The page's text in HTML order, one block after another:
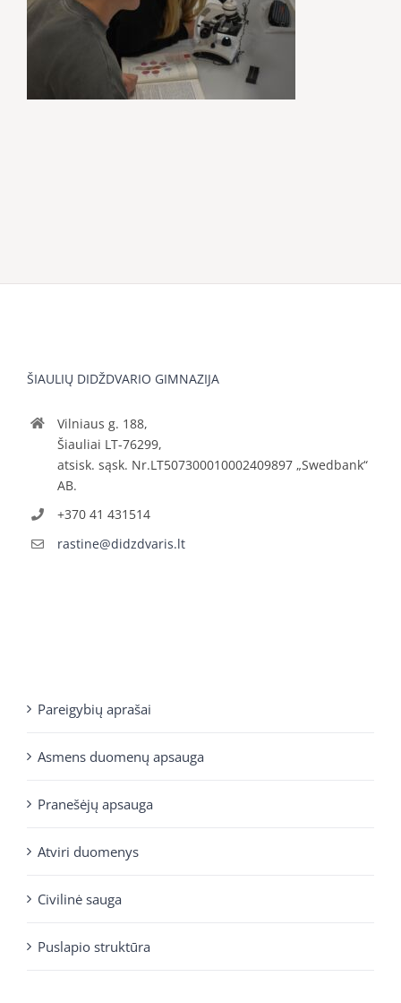
ŠIAULIŲ DIDŽDVARIO GIMNAZIJA
Vilniaus g. 188,
Šiauliai LT-76299,
atsisk. sąsk. Nr.LT507300010002409897 „Swedbank“
AB.
+370 41 431514
rastine@didzdvaris.lt
Pareigybių aprašai
Asmens duomenų apsauga
Pranešėjų apsauga
Atviri duomenys
Civilinė sauga
Puslapio struktūra